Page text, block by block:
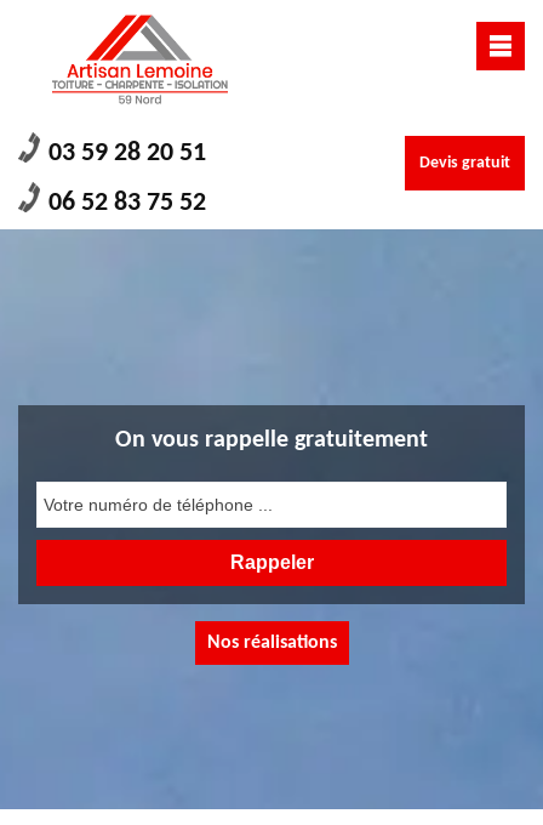
03 59 28 20 51
06 52 83 75 52
Devis gratuit
On vous rappelle gratuitement
Nos réalisations